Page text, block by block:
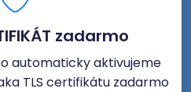
zadarmo
automaticky aktivujeme
TLS certifikátu zadarmo